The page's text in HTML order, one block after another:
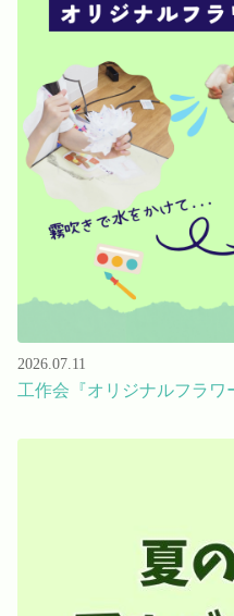
投資家情報
ホーム
プライバ
2026.07.11
工作会『オリジナルフラワ